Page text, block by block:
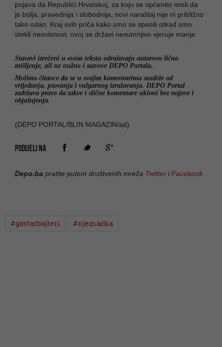
pojava da Republici Hrvatskoj, za koju se općenito misli da
je bolja, pravednija i slobodnija, novi naraštaj nije ni približno
tako odan. Kraj svih priča kako smo se spasili otkad smo
stekli neovisnost, ovoj se državi nesumnjivo vjeruje manje.
Stavovi izrečeni u ovom tekstu odražavaju autorovo lično
mišljenje, ali ne nužno i stavove DEPO Portala.
Molimo čitaoce da se u svojim komentarima suzdrže od
vrijeđanja, psovanja i vulgarnog izražavanja. DEPO Portal
zadržava pravo da takve i slične komentare ukloni bez najave i
objašnjenja.
(DEPO PORTAL/BLIN MAGAZIN/ad)
PODIJELI NA
Depo.ba pratite putem društvenih mreža Twitter iFacebook
#gastarbajteri #njemačka